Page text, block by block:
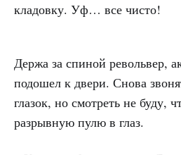
кладовку. Уф… все чисто!
Держа за спиной револьвер,
подошел к двери. Снова
глазок, но смотреть не буду,
разрывную пулю в глаз.